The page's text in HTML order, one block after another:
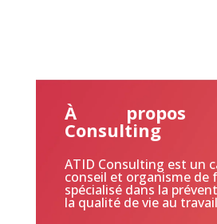
À propos
Consulting
ATID Consulting est un
conseil et organisme de
spécialisé dans la
la qualité de vie au